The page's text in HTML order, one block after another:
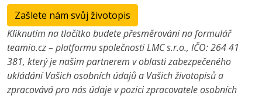
Zašlete nám svůj životopis
Kliknutím na tlačítko budete přesměrováni na formulář
teamio.cz – platformu společnosti LMC s.r.o., IČO: 264 41
381, který je našim partnerem v oblasti zabezpečeného
ukládání Vašich osobních údajů a Vašich životopisů a
zpracovává pro nás údaje v pozici zpracovatele osobních